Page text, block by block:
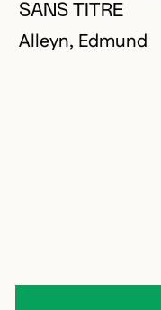
SANS TITRE
Alleyn, Edmund